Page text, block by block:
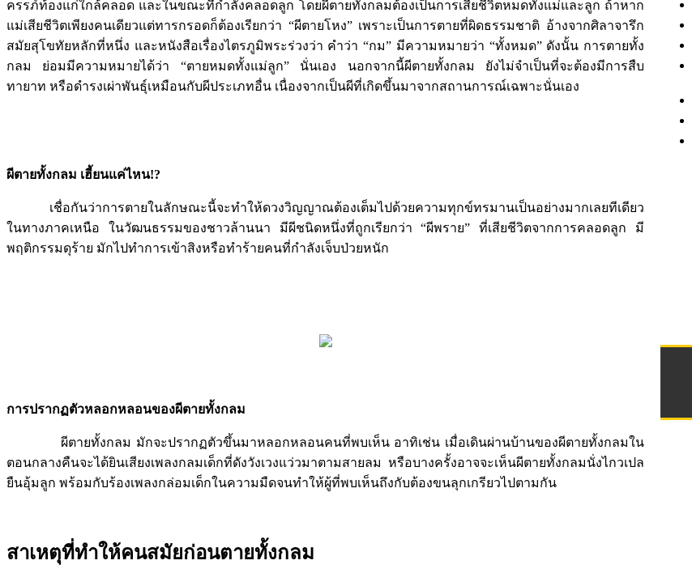
ครรภ์ท้องแก่ใกล้คลอด และในขณะที่กำลังคลอดลูก โดยผีตายทั้งกลมต้องเป็นการเสียชีวิตหมดทั้งแม่และลูก ถ้าหาก
แม่เสียชีวิตเพียงคนเดียวแต่ทารกรอดก็ต้องเรียกว่า “ผีตายโหง” เพราะเป็นการตายที่ผิดธรรมชาติ อ้างจากศิลาจารึก
สมัยสุโขทัยหลักที่หนึ่ง และหนังสือเรื่องไตรภูมิพระร่วงว่า คำว่า “กม” มีความหมายว่า “ทั้งหมด” ดังนั้น การตายทั้ง
กลม ย่อมมีความหมายได้ว่า “ตายหมดทั้งแม่ลูก” นั่นเอง นอกจากนี้ผีตายทั้งกลม ยังไม่จำเป็นที่จะต้องมีการสืบ
ทายาท หรือดำรงเผ่าพันธุ์เหมือนกับผีประเภทอื่น เนื่องจากเป็นผีที่เกิดขึ้นมาจากสถานการณ์เฉพาะนั่นเอง
ผีตายทั้งกลม เฮี้ยนแค่ไหน!?
เชื่อกันว่าการตายในลักษณะนี้จะทำให้ดวงวิญญาณต้องเต็มไปด้วยความทุกข์ทรมานเป็นอย่างมากเลยทีเดียว
ในทางภาคเหนือ ในวัฒนธรรมของชาวล้านนา มีผีชนิดหนึ่งที่ถูกเรียกว่า “ผีพราย” ที่เสียชีวิตจากการคลอดลูก มี
พฤติกรรมดุร้าย มักไปทำการเข้าสิงหรือทำร้ายคนที่กำลังเจ็บป่วยหนัก
การปรากฏตัวหลอกหลอนของผีตายทั้งกลม
ผีตายทั้งกลม มักจะปรากฏตัวขึ้นมาหลอกหลอนคนที่พบเห็น อาทิเช่น เมื่อเดินผ่านบ้านของผีตายทั้งกลมใน
ตอนกลางคืนจะได้ยินเสียงเพลงกลมเด็กที่ดังวังเวงแว่วมาตามสายลม หรือบางครั้งอาจจะเห็นผีตายทั้งกลมนั่งไกวเปล
ยืนอุ้มลูก พร้อมกับร้องเพลงกล่อมเด็กในความมืดจนทำให้ผู้ที่พบเห็นถึงกับต้องขนลุกเกรียวไปตามกัน
สาเหตุที่ทำให้คนสมัยก่อนตายทั้งกลม